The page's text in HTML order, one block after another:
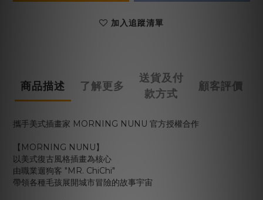
加入追蹤清單
商品描述 了解更多
送貨及付
款方式
顧客評價
攜手美式插畫家 MORNING NUNU 官方授權合作
【MORNING NUNU】
以美式復古風格插畫為核心
由職業遛狗客 "MR. ChiChi"
帶領各種毛孩展開城市冒險的故事宇宙